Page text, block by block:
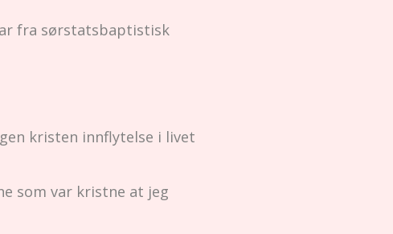
fra sørstatsbaptistisk
kristen innflytelse i livet
som var kristne at jeg